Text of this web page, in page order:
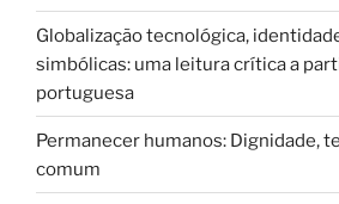
Globalização tecnológica,
simbólicas: uma leitura crítica a
portuguesa
Permanecer humanos: Dignidade,
comum